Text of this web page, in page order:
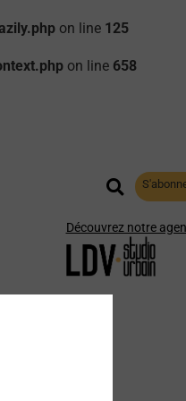
on line 125
on line 658
Découvrez notre